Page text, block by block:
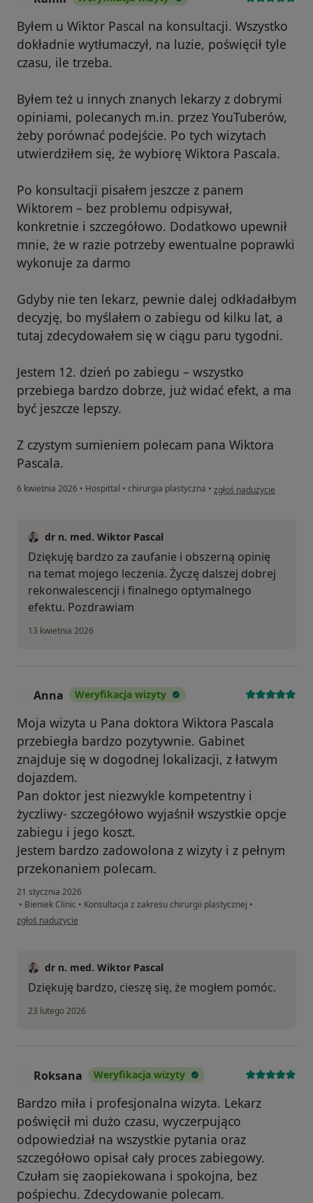
Byłem u Wiktor Pascal na konsultacji. Wszystko
dokładnie wytłumaczył, na luzie, poświęcił tyle
czasu, ile trzeba.
Byłem też u innych znanych lekarzy z dobrymi
opiniami, polecanych m.in. przez YouTuberów,
żeby porównać podejście. Po tych wizytach
utwierdziłem się, że wybiorę Wiktora Pascala.
Po konsultacji pisałem jeszcze z panem
Wiktorem – bez problemu odpisywał,
konkretnie i szczegółowo. Dodatkowo upewnił
mnie, że w razie potrzeby ewentualne poprawki
wykonuje za darmo
Gdyby nie ten lekarz, pewnie dalej odkładałbym
decyzję, bo myślałem o zabiegu od kilku lat, a
tutaj zdecydowałem się w ciągu paru tygodni.
Jestem 12. dzień po zabiegu – wszystko
przebiega bardzo dobrze, już widać efekt, a ma
być jeszcze lepszy.
Z czystym sumieniem polecam pana Wiktora
Pascala.
6 kwietnia 2026 • Hospittal • chirurgia plastyczna • w opinii użytkownika
zgłoś nadużycie
dr n. med. Wiktor Pascal
Dziękuję bardzo za zaufanie i obszerną opinię
na temat mojego leczenia. Życzę dalszej dobrej
rekonwalescencji i finalnego optymalnego
efektu. Pozdrawiam
13 kwietnia 2026
Anna Weryfikacja wizyty
Moja wizyta u Pana doktora Wiktora Pascala
przebiegła bardzo pozytywnie. Gabinet
znajduje się w dogodnej lokalizacji, z łatwym
dojazdem.
Pan doktor jest niezwykle kompetentny i
życzliwy- szczegółowo wyjaśnił wszystkie opcje
zabiegu i jego koszt.
Jestem bardzo zadowolona z wizyty i z pełnym
przekonaniem polecam.
21 stycznia 2026
• Bieniek Clinic • Konsultacja z zakresu chirurgii plastycznej •
w opinii użytkownika Anna
zgłoś nadużycie
dr n. med. Wiktor Pascal
Dziękuję bardzo, cieszę się, że mogłem pomóc.
23 lutego 2026
Roksana Weryfikacja wizyty
Bardzo miła i profesjonalna wizyta. Lekarz
poświęcił mi dużo czasu, wyczerpująco
odpowiedział na wszystkie pytania oraz
szczegółowo opisał cały proces zabiegowy.
Czułam się zaopiekowana i spokojna, bez
pośpiechu. Zdecydowanie polecam.